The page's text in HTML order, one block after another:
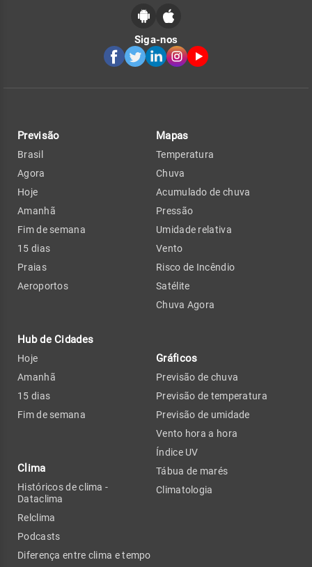
Siga-nos
Previsão
Brasil
Agora
Hoje
Amanhã
Fim de semana
15 dias
Praias
Aeroportos
Hub de Cidades
Hoje
Amanhã
15 dias
Fim de semana
Clima
Históricos de clima -
Dataclima
Relclima
Podcasts
Diferença entre clima e tempo
Mapas
Temperatura
Chuva
Acumulado de chuva
Pressão
Umidade relativa
Vento
Risco de Incêndio
Satélite
Chuva Agora
Gráficos
Previsão de chuva
Previsão de temperatura
Previsão de umidade
Vento hora a hora
Índice UV
Tábua de marés
Climatologia